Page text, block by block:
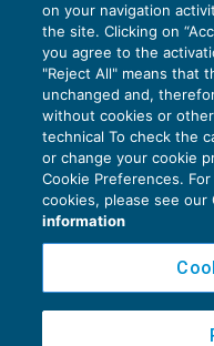
27 Luglio 2026
di Diego Barberie
Copyright 2016 ©
Piazza Luigi Einaudi,
on your navigation
the site. Clicking on
you agree to the
"Reject All" means that
unchanged and,
without cookies or
technical To check the
or change your cookie
Cookie Preferences.
cookies, please see our
information